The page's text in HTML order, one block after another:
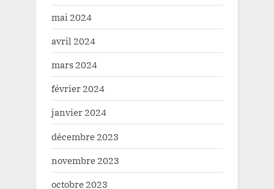
mai 2024
avril 2024
mars 2024
février 2024
janvier 2024
décembre 2023
novembre 2023
octobre 2023